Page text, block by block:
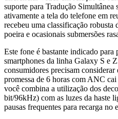
suporte para Tradução Simultânea
ativamente a tela do telefone em
recebeu uma classificação robusta
poeira e ocasionais submersões
Este fone é bastante indicado para
smartphones da linha Galaxy S e
consumidores precisam
promessa de 6 horas com ANC
você combina a utilização dos
bit/96kHz) com as luzes da haste
pausas frequentes para recarga no